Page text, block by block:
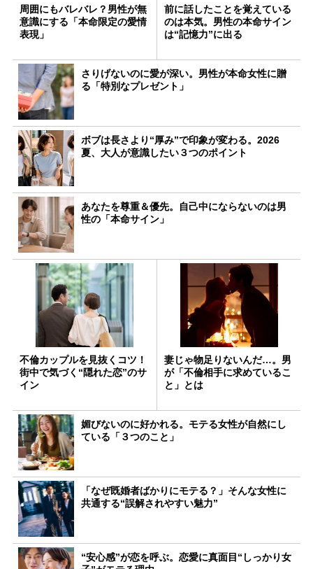
周囲にもバレバレ？男性が無
意識にする「本命限定の愛情
表現」
前に話したことを覚えている
のは本気。男性の本命サイン
は“記憶力”に出る
さりげないのに愛が深い。男性が本命女性に贈
る「特別なプレゼント」
ボブは長さより“厚み”で印象が変わる。2026
夏、大人が意識したい３つのポイント
あなたを尊重＆優先。自己中にならないのは男
性の「本命サイン」
不倫カップルを見抜くコツ！
街中で気づく“隠れた恋”のサ
イン
妻じゃ物足りないんだ…。男
が「不倫相手に求めているこ
と」とは
媚びないのに好かれる。モテる女性が自然にし
ている「３つのこと」
「なぜ既婚者ばかりにモテる？」そんな女性に
共通する“誤解されやすい魅力”
“安心感”が恋を呼ぶ。恋愛に真面目“しっかり女